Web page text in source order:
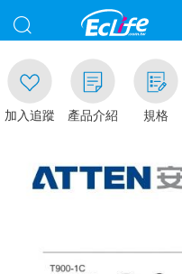
加入追蹤 產品介紹 規格